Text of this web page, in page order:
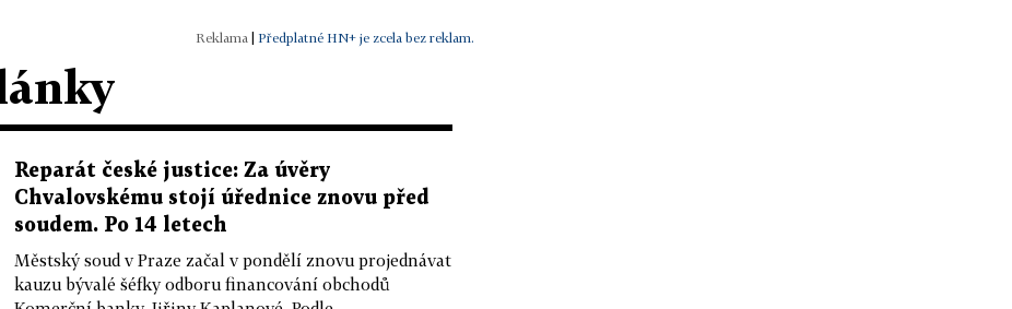
| Předplatné HN+ je zcela bez reklam.
Reparát české justice: Za úvěry
Chvalovskému stojí úřednice znovu před
soudem. Po 14 letech
Městský soud v Praze začal v pondělí znovu projednávat
kauzu bývalé šéfky odboru financování obchodů